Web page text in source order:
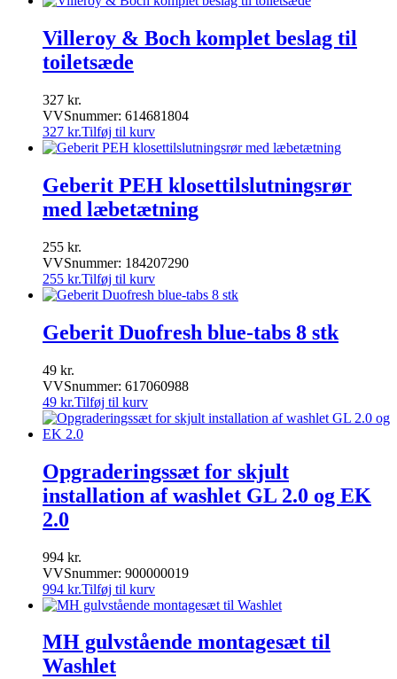
Villeroy & Boch komplet beslag til
toiletsæde
327 kr.
VVSnummer: 614681804
327 kr.Tilføj til kurv
Geberit PEH klosettilslutningsrør
med læbetætning
255 kr.
VVSnummer: 184207290
255 kr.Tilføj til kurv
Geberit Duofresh blue-tabs 8 stk
49 kr.
VVSnummer: 617060988
49 kr.Tilføj til kurv
Opgraderingssæt for skjult
installation af washlet GL 2.0 og EK
2.0
994 kr.
VVSnummer: 900000019
994 kr.Tilføj til kurv
MH gulvstående montagesæt til
Washlet